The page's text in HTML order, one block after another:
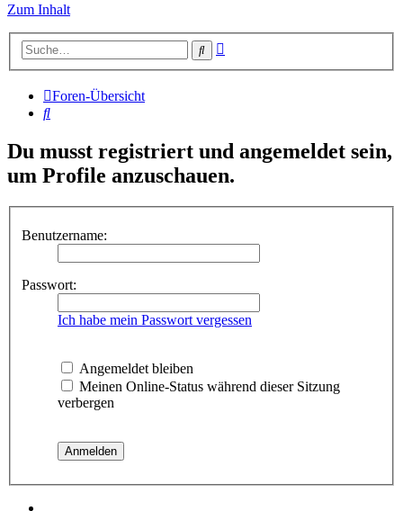
Zum Inhalt
Suche
Foren-Übersicht
Suche
Du musst registriert und angemeldet sein,
um Profile anzuschauen.
Benutzername:
Passwort:
Ich habe mein Passwort vergessen
Angemeldet bleiben
Meinen Online-Status während dieser Sitzung
verbergen